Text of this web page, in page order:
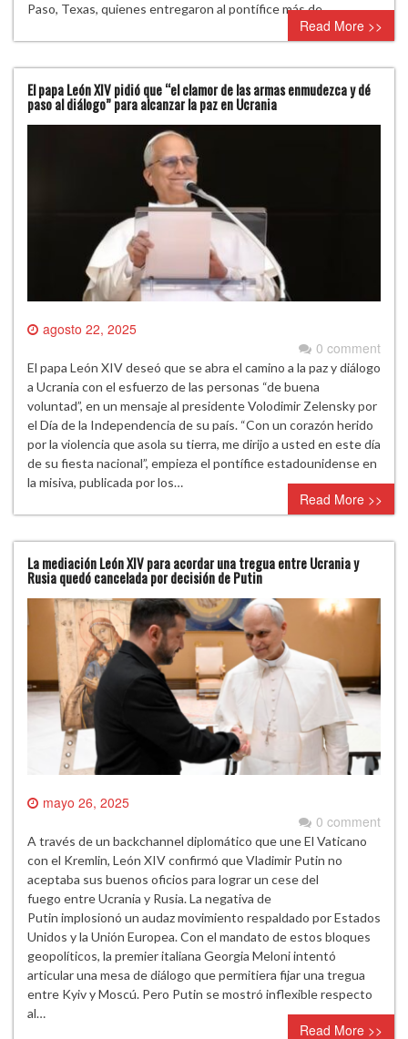
Paso, Texas, quienes entregaron al pontífice más de…
Read More >>
El papa León XIV pidió que “el clamor de las armas enmudezca y dé
paso al diálogo” para alcanzar la paz en Ucrania
agosto 22, 2025
0 comment
El papa León XIV deseó que se abra el camino a la paz y diálogo
a Ucrania con el esfuerzo de las personas “de buena
voluntad”, en un mensaje al presidente Volodimir Zelensky por
el Día de la Independencia de su país. “Con un corazón herido
por la violencia que asola su tierra, me dirijo a usted en este día
de su fiesta nacional”, empieza el pontífice estadounidense en
la misiva, publicada por los…
Read More >>
La mediación León XIV para acordar una tregua entre Ucrania y
Rusia quedó cancelada por decisión de Putin
mayo 26, 2025
0 comment
A través de un backchannel diplomático que une El Vaticano
con el Kremlin, León XIV confirmó que Vladimir Putin no
aceptaba sus buenos oficios para lograr un cese del
fuego entre Ucrania y Rusia. La negativa de
Putin implosionó un audaz movimiento respaldado por Estados
Unidos y la Unión Europea. Con el mandato de estos bloques
geopolíticos, la premier italiana Georgia Meloni intentó
articular una mesa de diálogo que permitiera fijar una tregua
entre Kyiv y Moscú. Pero Putin se mostró inflexible respecto
al…
Read More >>